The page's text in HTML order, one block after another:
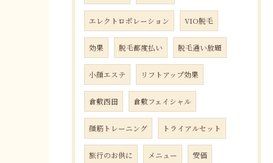
エレクトロポレーション VIO脱毛
効果 脱毛都度払い 脱毛通い放題
小顔エステ リフトアップ効果
倉敷西田 倉敷フェイシャル
顔筋トレーニング トライアルセット
旅行のお供に メニュー 安価